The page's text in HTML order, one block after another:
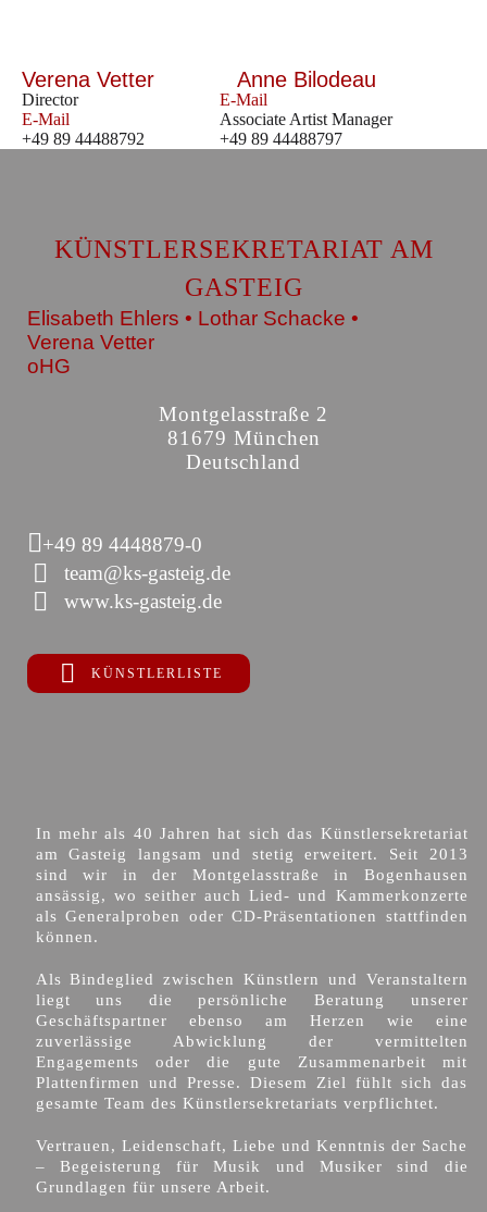
Verena Vetter
Director
E-Mail
+49 89 44488792
Anne Bilodeau
E-Mail
Associate Artist Manager
+49 89 44488797
KÜNSTLERSEKRETARIAT AM
GASTEIG
Elisabeth Ehlers • Lothar Schacke •
Verena Vetter
oHG
Montgelasstraße 2
81679 München
Deutschland
+49 89 4448879-0
team@ks-gasteig.de
www.ks-gasteig.de
KÜNSTLERLISTE
In mehr als 40 Jahren hat sich das Künstlersekretariat
am Gasteig langsam und stetig erweitert. Seit 2013
sind wir in der Montgelasstraße in Bogenhausen
ansässig, wo seither auch Lied- und Kammerkonzerte
als Generalproben oder CD-Präsentationen stattfinden
können.
Als Bindeglied zwischen Künstlern und Veranstaltern
liegt uns die persönliche Beratung unserer
Geschäftspartner ebenso am Herzen wie eine
zuverlässige Abwicklung der vermittelten
Engagements oder die gute Zusammenarbeit mit
Plattenfirmen und Presse. Diesem Ziel fühlt sich das
gesamte Team des Künstlersekretariats verpflichtet.
Vertrauen, Leidenschaft, Liebe und Kenntnis der Sache
– Begeisterung für Musik und Musiker sind die
Grundlagen für unsere Arbeit.